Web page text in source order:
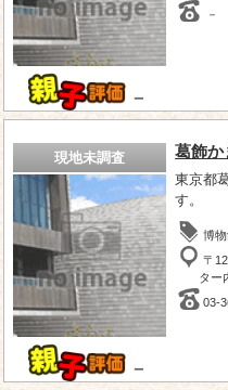
－
－
現地未調査
－
葛飾か
東京都
す。
博
〒
ター
03-